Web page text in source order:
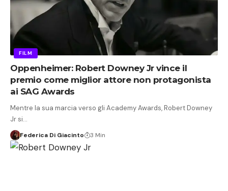
FILM
Oppenheimer: Robert Downey Jr vince il
premio come miglior attore non protagonista
ai SAG Awards
Mentre la sua marcia verso gli Academy Awards, Robert Downey
Jr si…
Federica Di Giacinto 3 Min